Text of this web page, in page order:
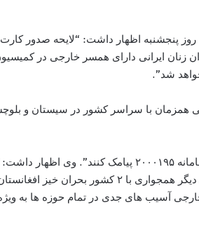
روز پنجشنبه اظهار داشت: “لایحه صدور
ایرانی دارای همسر خارجی در
شد”.
همزمان با سراسر کشور در سیستان و
وی ادامه داد: “این زنان می توانند کد ملی خود را به سامانه ۲۰۰۰۱۹۵ پیامک
بلوچستان به دلیل موقعیت خاص جغرافیایی و از سوی دیگر همجواری با ۲
آسیب های جدی در تمام حوزه ها به